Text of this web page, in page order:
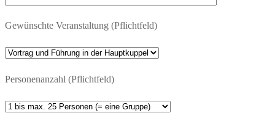
Gewünschte Veranstaltung (Pflichtfeld)
Personenanzahl (Pflichtfeld)